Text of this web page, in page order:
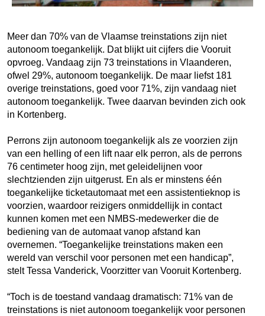
Meer dan 70% van de Vlaamse treinstations zijn niet
autonoom toegankelijk. Dat blijkt uit cijfers die Vooruit
opvroeg. Vandaag zijn 73 treinstations in Vlaanderen,
ofwel 29%, autonoom toegankelijk. De maar liefst 181
overige treinstations, goed voor 71%, zijn vandaag niet
autonoom toegankelijk. Twee daarvan bevinden zich ook
in Kortenberg.
Perrons zijn autonoom toegankelijk als ze voorzien zijn
van een helling of een lift naar elk perron, als de perrons
76 centimeter hoog zijn, met geleidelijnen voor
slechtzienden zijn uitgerust. En als er minstens één
toegankelijke ticketautomaat met een assistentieknop is
voorzien, waardoor reizigers onmiddellijk in contact
kunnen komen met een NMBS-medewerker die de
bediening van de automaat vanop afstand kan
overnemen. “Toegankelijke treinstations maken een
wereld van verschil voor personen met een handicap”,
stelt Tessa Vanderick, Voorzitter van Vooruit Kortenberg.
“Toch is de toestand vandaag dramatisch: 71% van de
treinstations is niet autonoom toegankelijk voor personen